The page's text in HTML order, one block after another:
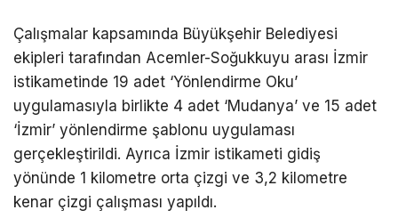
Çalışmalar kapsamında Büyükşehir Belediyesi
ekipleri tarafından Acemler-Soğukkuyu arası İzmir
istikametinde 19 adet ‘Yönlendirme Oku’
uygulamasıyla birlikte 4 adet ‘Mudanya’ ve 15 adet
‘İzmir’ yönlendirme şablonu uygulaması
gerçekleştirildi. Ayrıca İzmir istikameti gidiş
yönünde 1 kilometre orta çizgi ve 3,2 kilometre
kenar çizgi çalışması yapıldı.